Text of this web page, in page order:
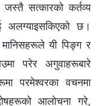
सत्कारको कर्तव्य
अलग्याइसकिएको छ।
यी पिङ्ग र
परेर अगुवाहरूबारे
परमेश्‍वरका वचनमा
आलोचना गरे,